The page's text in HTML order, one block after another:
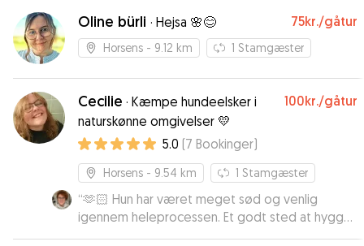
Oline bürli · Hejsa 🌸😊 75kr./gåtur
Horsens - 9.12 km 1 Stamgæster
Cecilie · Kæmpe hundeelsker i
naturskønne omgivelser 💛
100kr./gåtur
5.0 (7 Bookinger)
Horsens - 9.54 km 1 Stamgæster
“🫶🏻 Hun har været meget sød og venlig
igennem heleprocessen. Et godt sted at hygge
sig for en kontaktsøgende og kælle cocker 🥰”